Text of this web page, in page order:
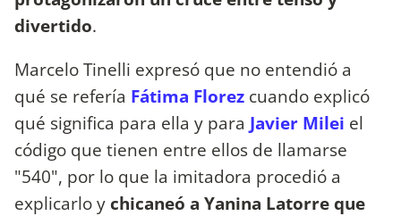
divertido.
Marcelo Tinelli expresó que no entendió a
qué se refería Fátima Florez cuando explicó
qué significa para ella y para Javier Milei el
código que tienen entre ellos de llamarse
"540", por lo que la imitadora procedió a
explicarlo y chicaneó a Yanina Latorre que